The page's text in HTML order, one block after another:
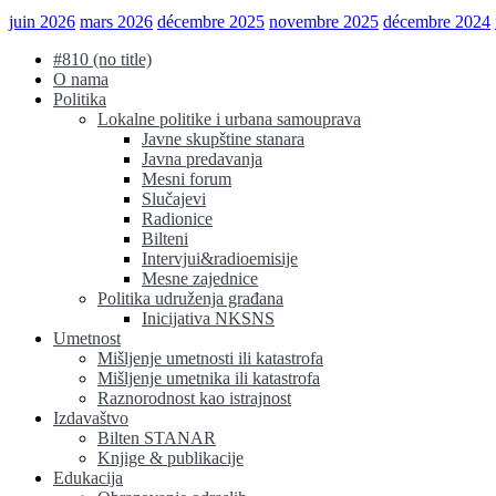
juin 2026 mars 2026 décembre 2025 novembre 2025 décembre 2024
#810 (no title)
O nama
Politika
Lokalne politike i urbana samouprava
Javne skupštine stanara
Javna predavanja
Mesni forum
Slučajevi
Radionice
Bilteni
Intervjui&radioemisije
Mesne zajednice
Politika udruženja građana
Inicijativa NKSNS
Umetnost
Mišljenje umetnosti ili katastrofa
Mišljenje umetnika ili katastrofa
Raznorodnost kao istrajnost
Izdavaštvo
Bilten STANAR
Knjige & publikacije
Edukacija